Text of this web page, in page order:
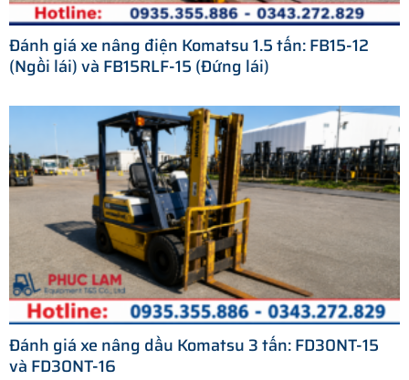
Đánh giá xe nâng điện Komatsu 1.5 tấn: FB15-12
(Ngồi lái) và FB15RLF-15 (Đứng lái)
Đánh giá xe nâng dầu Komatsu 3 tấn: FD30NT-15
và FD30NT-16